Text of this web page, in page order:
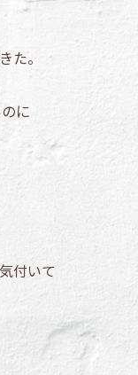
た。
に
付いて